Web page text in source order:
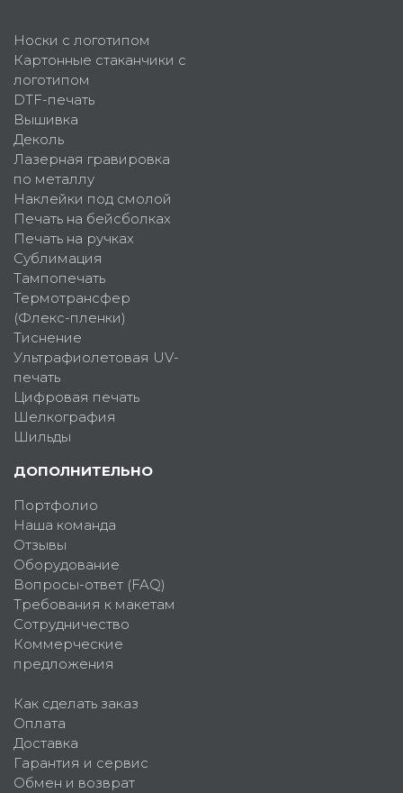
Носки с логотипом
Картонные стаканчики с
логотипом
DTF-печать
Вышивка
Деколь
Лазерная гравировка
по металлу
Наклейки под смолой
Печать на бейсболках
Печать на ручках
Сублимация
Тампопечать
Термотрансфер
(Флекс-пленки)
Тиснение
Ультрафиолетовая UV-
печать
Цифровая печать
Шелкография
Шильды
ДОПОЛНИТЕЛЬНО
Портфолио
Наша команда
Отзывы
Оборудование
Вопросы-ответ (FAQ)
Требования к макетам
Сотрудничество
Коммерческие
предложения
Как сделать заказ
Оплата
Доставка
Гарантия и сервис
Обмен и возврат